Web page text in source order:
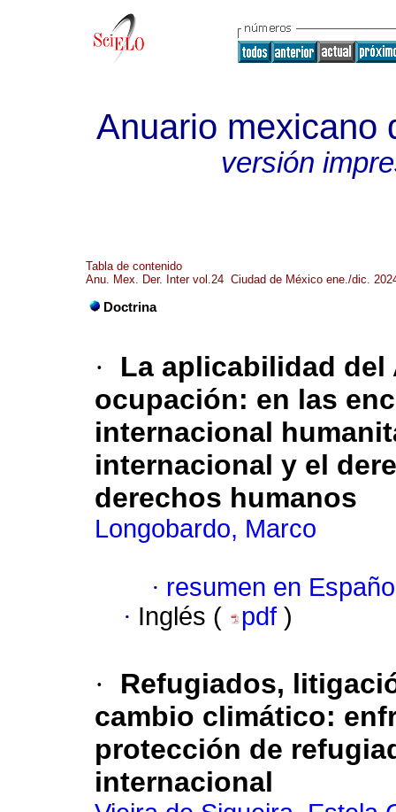
Anuario mexicano
versión
Tabla de contenido
Anu. Mex. Der. Inter vol.24 Ciudad de México ene./dic.
Doctrina
·
La aplicabilidad
ocupación: en las
internacional
internacional y el
derechos humanos
Longobardo, Marco
· resumen en
· Inglés ( pdf )
·
Refugiados,
cambio climático:
protección de
internacional